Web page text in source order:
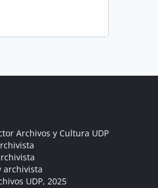
Archivos y Cultura UDP
archivista
UDP, 2025